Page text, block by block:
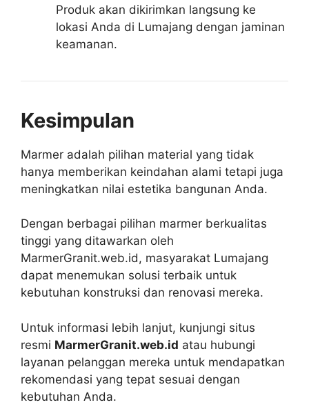
Produk akan dikirimkan langsung ke
lokasi Anda di Lumajang dengan jaminan
keamanan.
Kesimpulan
Marmer adalah pilihan material yang tidak
hanya memberikan keindahan alami tetapi juga
meningkatkan nilai estetika bangunan Anda.
Dengan berbagai pilihan marmer berkualitas
tinggi yang ditawarkan oleh
MarmerGranit.web.id, masyarakat Lumajang
dapat menemukan solusi terbaik untuk
kebutuhan konstruksi dan renovasi mereka.
Untuk informasi lebih lanjut, kunjungi situs
resmi MarmerGranit.web.id atau hubungi
layanan pelanggan mereka untuk mendapatkan
rekomendasi yang tepat sesuai dengan
kebutuhan Anda.